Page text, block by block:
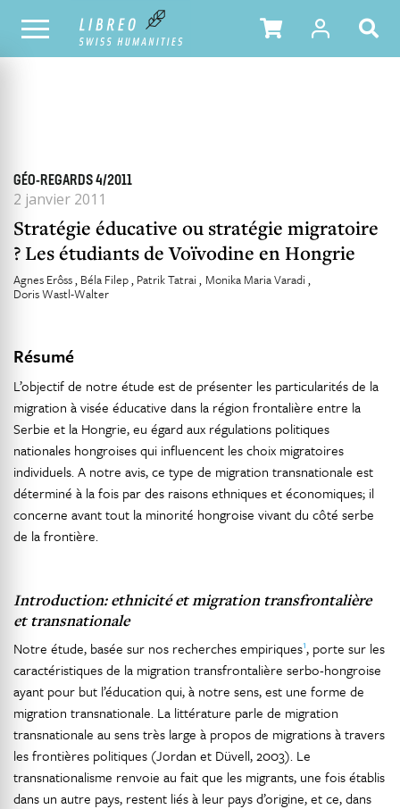
TOUS LES NUMÉROS SOMMAIRE DU NUMÉRO
GÉO-REGARDS 4/2011
2 janvier 2011
Stratégie éducative ou stratégie migratoire
? Les étudiants de Voïvodine en Hongrie
Agnes Erôss Béla Filep Patrik Tatrai Monika Maria Varadi
Doris Wastl-Walter
Résumé
L’objectif de notre étude est de présenter les particularités de la
migration à visée éducative dans la région frontalière entre la
Serbie et la Hongrie, eu égard aux régulations politiques
nationales hongroises qui influencent les choix migratoires
individuels. A notre avis, ce type de migration transnationale est
déterminé à la fois par des raisons ethniques et économiques; il
concerne avant tout la minorité hongroise vivant du côté serbe
de la frontière.
Introduction: ethnicité et migration transfrontalière
et transnationale
Notre étude, basée sur nos recherches empiriques1, porte sur les
caractéristiques de la migration transfrontalière serbo-hongroise
ayant pour but l’éducation qui, à notre sens, est une forme de
migration transnationale. La littérature parle de migration
transnationale au sens très large à propos de migrations à travers
les frontières politiques (Jordan et Düvell, 2003). Le
transnationalisme renvoie au fait que les migrants, une fois établis
dans un autre pays, restent liés à leur pays d’origine, et ce, dans